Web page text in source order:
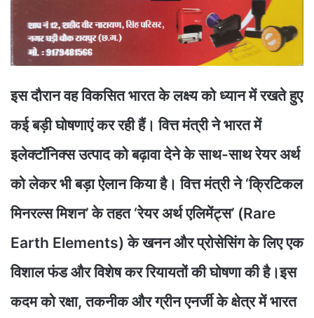
इस दौरान वह विकसित भारत के लक्ष्य को ध्यान में रखते हुए
कई बड़ी घोषणाएं कर रही हैं। वित्त मंत्री ने भारत में
इलेक्टॉनिक्स उत्पाद को बढ़ावा देने के साथ-साथ रेयर अर्थ
को लेकर भी बड़ा ऐलान किया है। वित्त मंत्री ने ‘क्रिटिकल
मिनरल्स मिशन’ के तहत ‘रेयर अर्थ एलिमेंट्स’ (Rare
Earth Elements) के खनन और प्रोसेसिंग के लिए एक
विशाल फंड और विशेष कर रियायतों की घोषणा की है।इस
कदम को रक्षा, तकनीक और ग्रीन एनर्जी के क्षेत्र में भारत